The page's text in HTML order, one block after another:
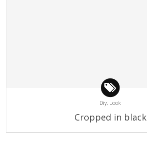
Diy, Look
Cropped in black